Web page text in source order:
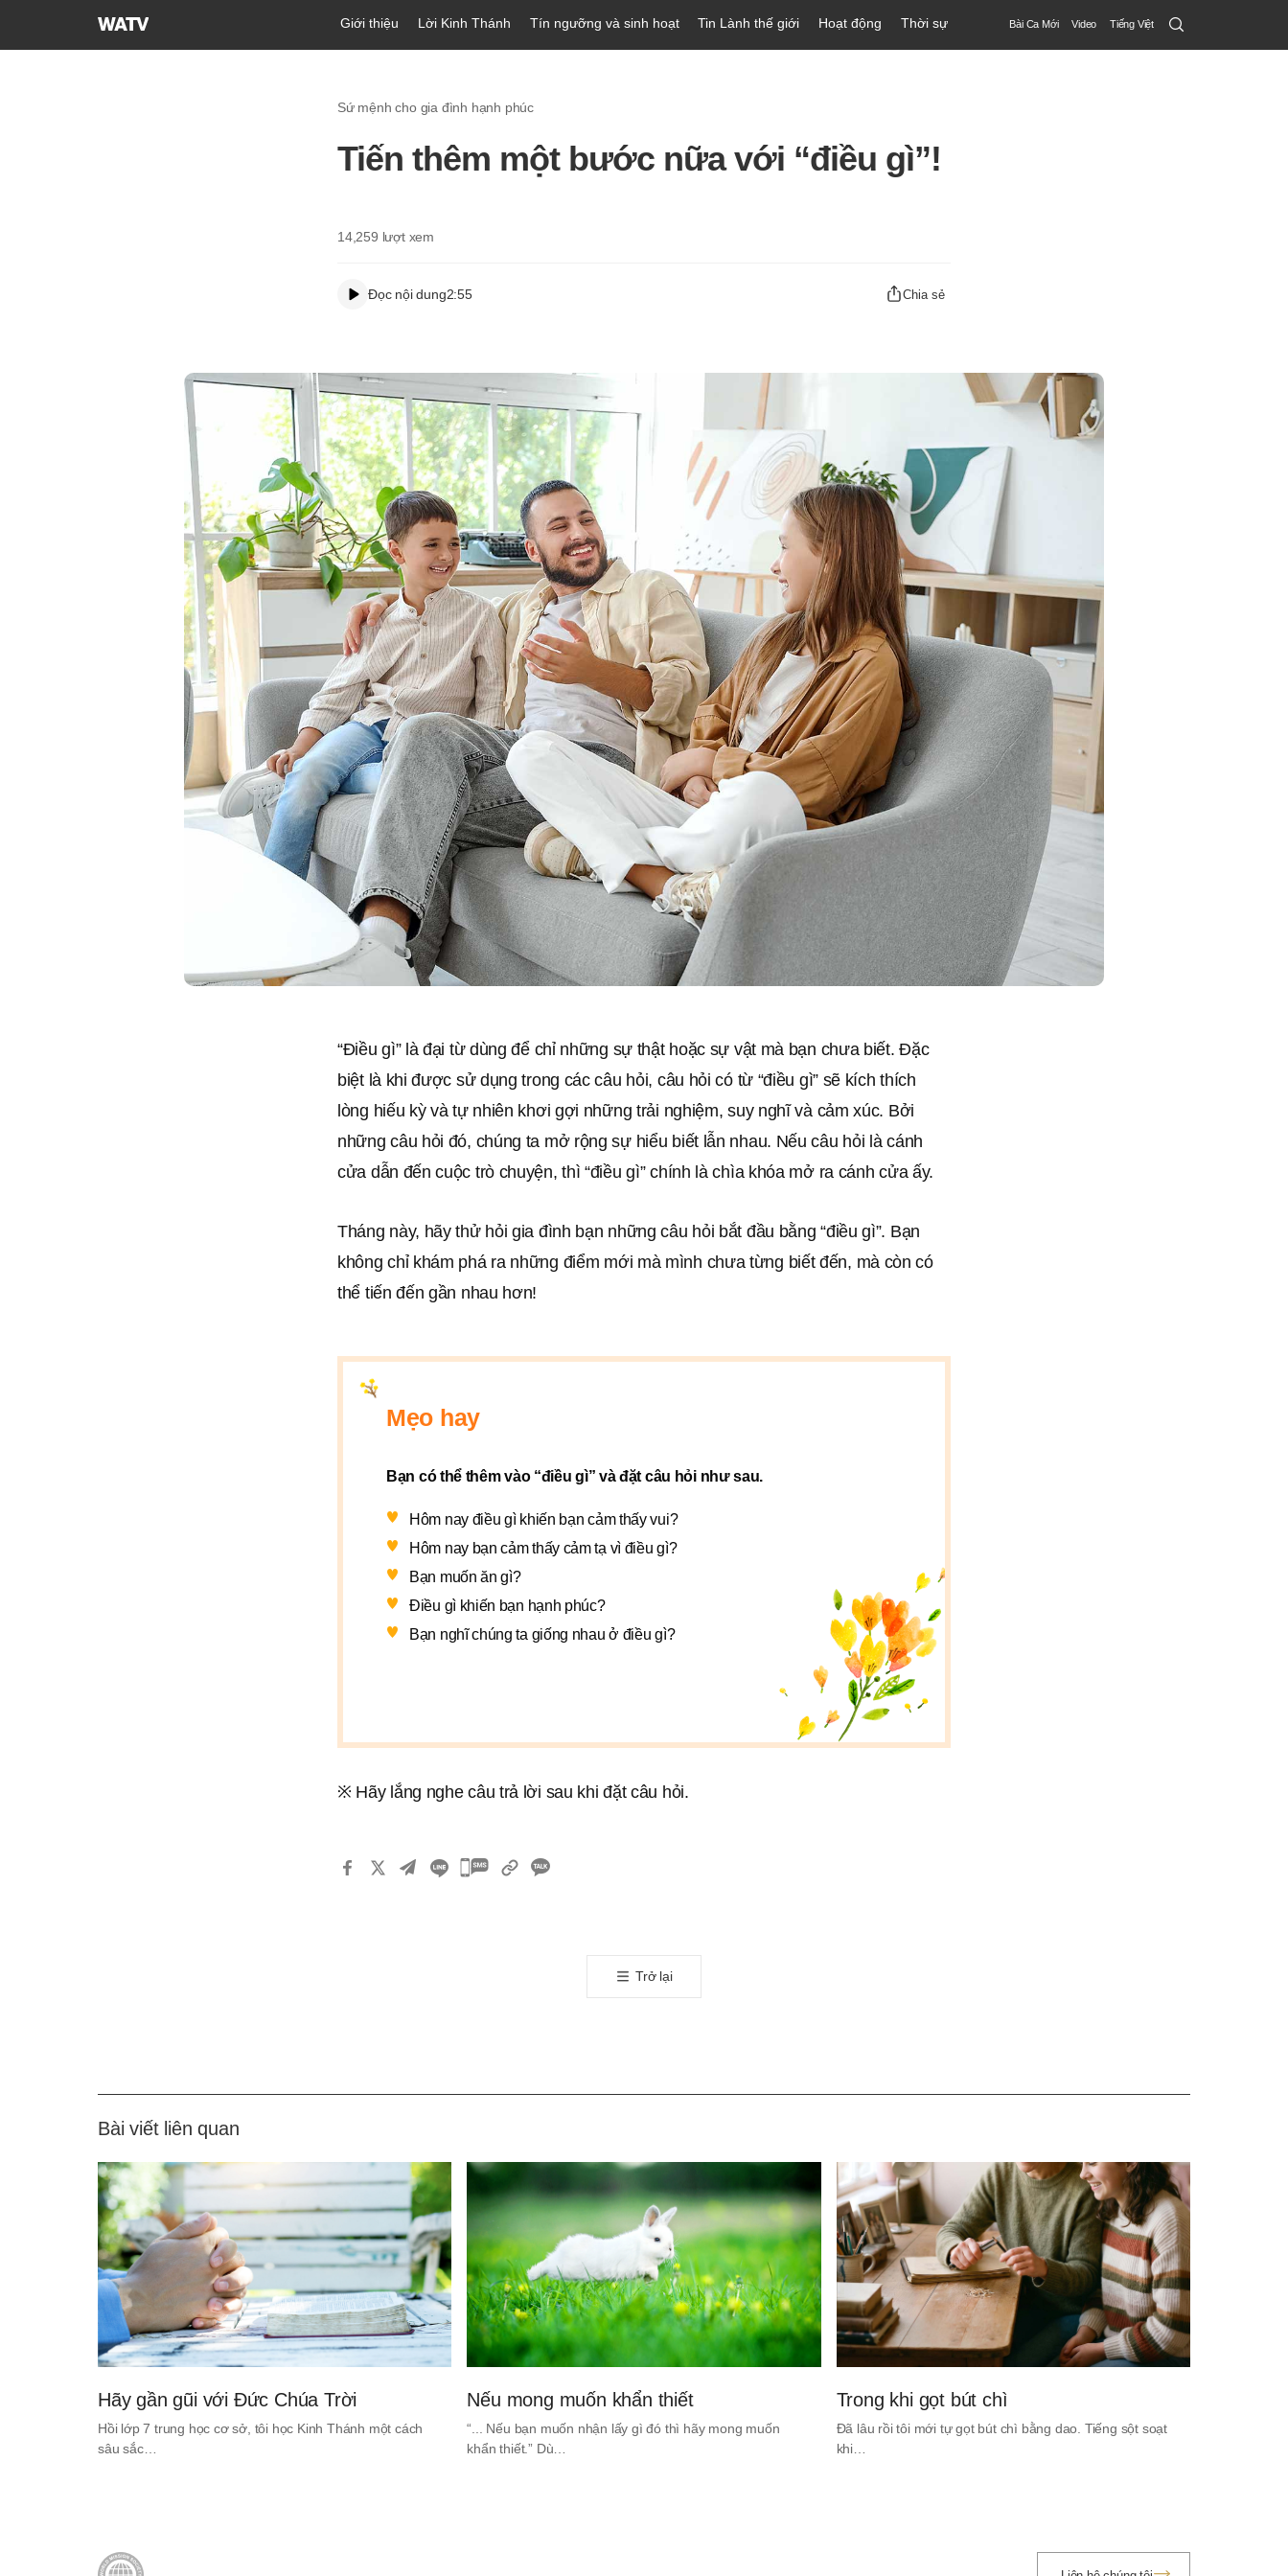
Hội
Giới thiệu Lời Kinh Thánh Tín ngưỡng và sinh hoạt Tin Lành thế giới Hoạt động Thời sự Bài Ca Mới Video Tiếng Việt Search
Submit
Sứ mệnh cho gia đình hạnh phúc
Tiến thêm một bước nữa với “điều gì”!
14,259 lượt xem
Đọc nội dung2:55 Chia sẻ
“Điều gì” là đại từ dùng để chỉ những sự thật hoặc sự vật mà bạn chưa biết. Đặc
biệt là khi được sử dụng trong các câu hỏi, câu hỏi có từ “điều gì” sẽ kích thích
lòng hiếu kỳ và tự nhiên khơi gợi những trải nghiệm, suy nghĩ và cảm xúc. Bởi
những câu hỏi đó, chúng ta mở rộng sự hiểu biết lẫn nhau. Nếu câu hỏi là cánh
cửa dẫn đến cuộc trò chuyện, thì “điều gì” chính là chìa khóa mở ra cánh cửa ấy.
Tháng này, hãy thử hỏi gia đình bạn những câu hỏi bắt đầu bằng “điều gì”. Bạn
không chỉ khám phá ra những điểm mới mà mình chưa từng biết đến, mà còn có
thể tiến đến gần nhau hơn!
Mẹo hay
Bạn có thể thêm vào “điều gì” và đặt câu hỏi như sau.
Hôm nay điều gì khiến bạn cảm thấy vui?
Hôm nay bạn cảm thấy cảm tạ vì điều gì?
Bạn muốn ăn gì?
Điều gì khiến bạn hạnh phúc?
Bạn nghĩ chúng ta giống nhau ở điều gì?
※ Hãy lắng nghe câu trả lời sau khi đặt câu hỏi.
카
Trở lại
Bài viết liên quan
Hãy gần gũi với Đức Chúa Trời
Hồi lớp 7 trung học cơ sở, tôi học Kinh Thánh một cách
sâu sắc…
Nếu mong muốn khẩn thiết
“... Nếu bạn muốn nhận lấy gì đó thì hãy mong muốn
khẩn thiết.” Dù…
Trong khi gọt bút chì
Đã lâu rồi tôi mới tự gọt bút chì bằng dao. Tiếng sột soạt
khi…